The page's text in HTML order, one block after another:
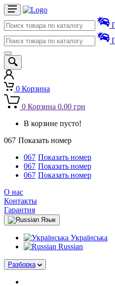
0 Корзина
0 Корзина 0.00 грн
В корзине пусто!
067 Показать номер
067 Показать номер
067 Показать номер
067 Показать номер
О нас
Контакты
Гарантия
Язык
Українська
Russian
Разборка